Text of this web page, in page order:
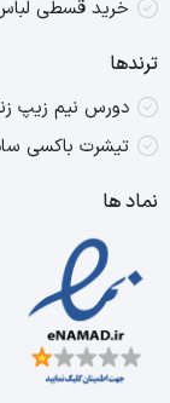
خرید قسطی
ترندها
دورس نیم زیپ
تیشرت باکسی
نماد ها